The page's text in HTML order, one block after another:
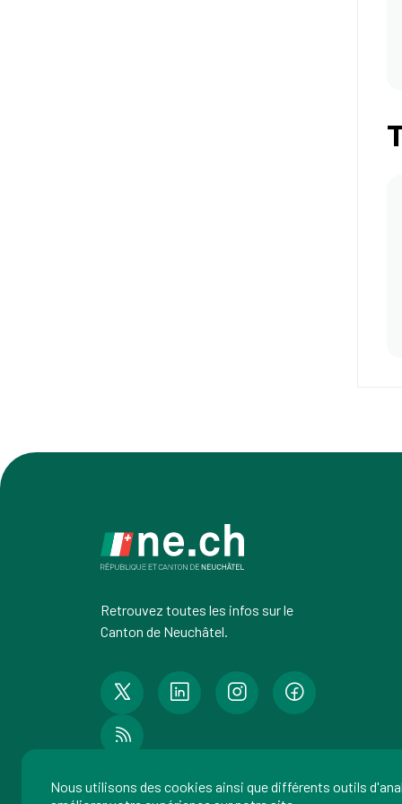
Retrouvez toutes les infos sur le
Canton de Neuchâtel.
Nous utilisons des cookies ainsi que différents outils